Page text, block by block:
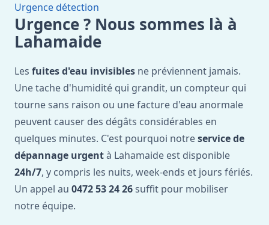
Urgence détection
Urgence ? Nous sommes là à
Lahamaide
Les fuites d'eau invisibles ne préviennent jamais.
Une tache d'humidité qui grandit, un compteur qui
tourne sans raison ou une facture d'eau anormale
peuvent causer des dégâts considérables en
quelques minutes. C'est pourquoi notreservice de
dépannage urgentà Lahamaide est disponible
24h/7, y compris les nuits, week-ends et jours fériés.
Un appel au 0472 53 24 26 suffit pour mobiliser
notre équipe.